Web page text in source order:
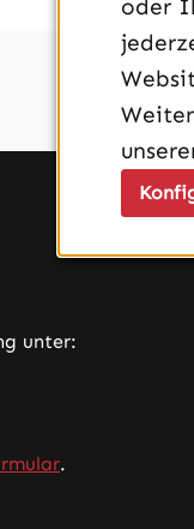
unter:
.
oder